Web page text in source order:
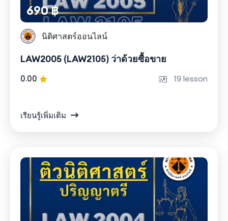
690 ฿
นิติศาสตร์ออนไลน์
LAW2005 (LAW2105) ว่าด้วยซื้อขาย
0.00 19 lesson
เรียนรู้เพิ่มเติม